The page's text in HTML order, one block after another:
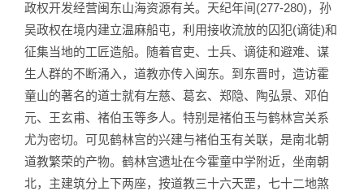
政权开发经营闽东山海资源有关。天纪年间(277-280)，孙
吴政权在境内建立温麻船屯，利用接收流放的囚犯(谪徒)和
征集当地的工匠造船。随着官吏、士兵、谪徒和避难、谋
生人群的不断涌入，道教亦传入闽东。到东晋时，造访霍
童山的著名的道士就有左慈、葛玄、郑隐、陶弘景、邓伯
元、王玄甫、褚伯玉等多人。特别是褚伯玉与鹤林宫关系
尤为密切。可见鹤林宫的兴建与褚伯玉有关联，是南北朝
道教繁荣的产物。鹤林宫遗址在今霍童中学附近，坐南朝
北，主建筑分上下两座，按道教三十六天罡，七十二地煞